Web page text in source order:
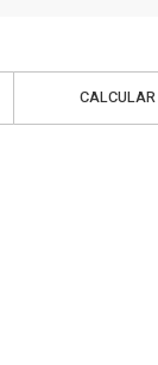
CALCULAR